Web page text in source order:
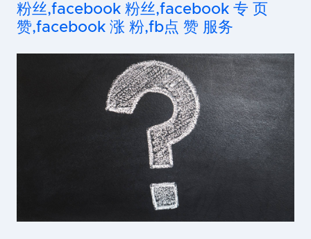
粉丝,facebook 粉丝,facebook 专 页
赞,facebook 涨 粉,fb点 赞 服务